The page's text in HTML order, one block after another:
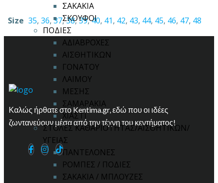
ΣΑΚΑΚΙΑ
ΣΚΟΥΦΟΙ
ΠΟΔΙΕΣ
ΑΔΙΑΒΡΟΧΕΣ
ΑΙΣΘΗΤΙΚΩΝ
ΓΟΝΑΤΟΥ
ΛΑΙΜΟΥ
ΜΕΣΗΣ
ΣΑΜΑΡΑΚΙΑ
ΧΙΑΣΤΙ
ΣΤΟΛΕΣ ΚΑΘΑΡΙΟΤΗΤΑΣ/ΑΙΣΘΗΤΙΚΩΝ/
ΥΓΕΙΑΣ
ΠΑΝΤΕΛΟΝΕΣ
ΡΟΜΠΕΣ / ΠΟΔΙΕΣ
ΣΑΚΑΚΙΑ / ΜΠΛΟΥΖΕΣ
Size 35, 36, 37,38,39,40, 41, 42, 43, 44, 45, 46, 47, 48
Καλώς ήρθατε στο Kentima.gr, εδώ που οι ιδέες
ζωντανεύουν μέσα από την τέχνη του κεντήματος!